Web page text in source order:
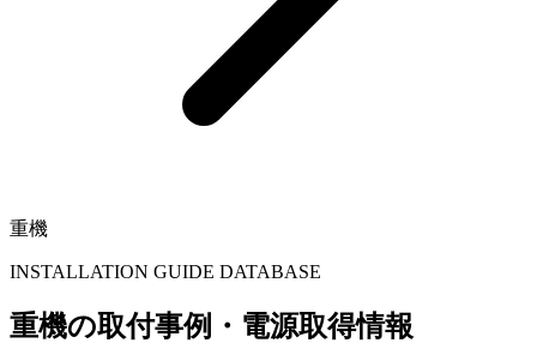
重機
INSTALLATION GUIDE DATABASE
重機の取付事例・電源取得情報